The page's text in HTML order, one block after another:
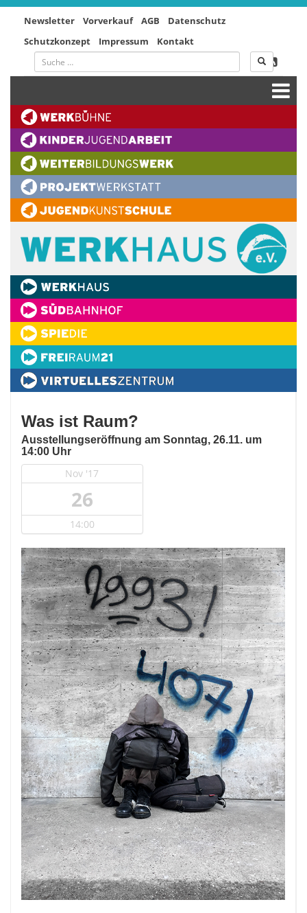
Newsletter Vorverkauf AGB
Datenschutz
Schutzkonzept
Impressum Kontakt
Was ist Raum?
Ausstellungseröffnung am Sonntag, 26.11. um
14:00 Uhr
Nov '17
26
14:00